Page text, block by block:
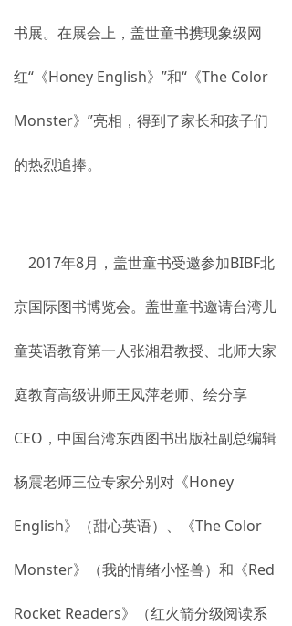
书展。在展会上，盖世童书携现象级网
红“《Honey English》”和“《The Color
Monster》”亮相，得到了家长和孩子们
的热烈追捧。
2017年8月，盖世童书受邀参加BIBF北
京国际图书博览会。盖世童书邀请台湾儿
童英语教育第一人张湘君教授、北师大家
庭教育高级讲师王凤萍老师、绘分享
CEO，中国台湾东西图书出版社副总编辑
杨震老师三位专家分别对《Honey
English》（甜心英语）、《The Color
Monster》（我的情绪小怪兽）和《Red
Rocket Readers》（红火箭分级阅读系